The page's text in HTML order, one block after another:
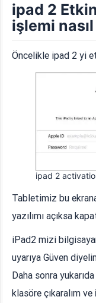
ipad 2
işlemi nasıl
Öncelikle ipad 2 yi
ipad 2
Tabletimiz bu
yazılımı açıksa
iPad2 mizi
uyarıya Güven
Daha sonra
klasöre çıkaralım ve